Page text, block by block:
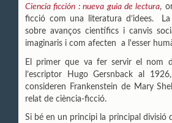
Ciencia ficción : nueva guia de lectura,
ficció com una literatura d’idees.
sobre avanços científics i canvis
imaginaris i com afecten a l'esser
El primer que va fer servir el nom
l’escriptor Hugo Gersnback al
consideren Frankenstein de Mary
relat de ciència-ficció.
Si bé en un principi la principal divisió